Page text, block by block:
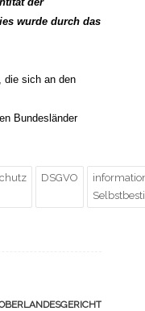
wurde durch das
die sich an den
Bundesländer
DSGVO